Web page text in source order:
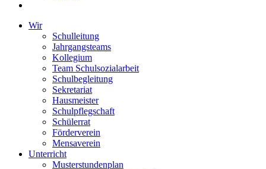
Wir
Schulleitung
Jahrgangsteams
Kollegium
Team Schulsozialarbeit
Schulbegleitung
Sekretariat
Hausmeister
Schulpflegschaft
Schülerrat
Förderverein
Mensaverein
Unterricht
Musterstundenplan